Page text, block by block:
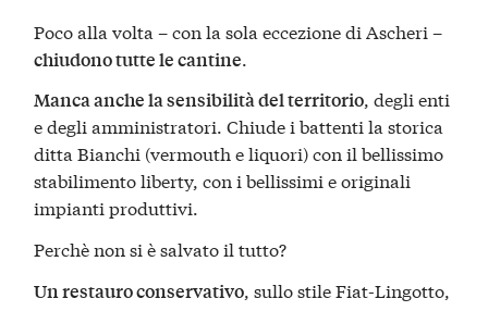
Poco alla volta – con la sola eccezione di Ascheri –
chiudono tutte le cantine.
Manca anche la sensibilità del territorio, degli enti
e degli amministratori. Chiude i battenti la storica
ditta Bianchi (vermouth e liquori) con il bellissimo
stabilimento liberty, con i bellissimi e originali
impianti produttivi.
Perchè non si è salvato il tutto?
Un restauro conservativo, sullo stile Fiat-Lingotto,